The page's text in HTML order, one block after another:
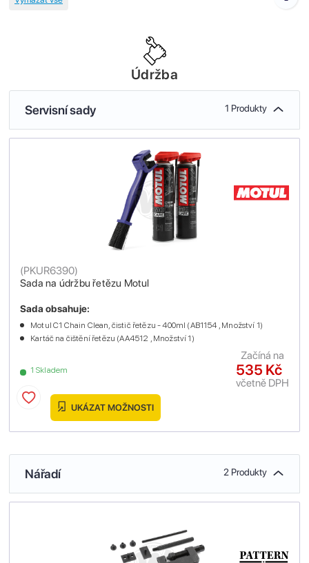
Údržba
Servisní sady 1 Produkty
Sada na údržbu řetězu Motul
(PKUR6390)
1 Skladem
Sada obsahuje:
Motul C1 Chain Clean, čistič řetězu - 400ml (AB1154 , Množství 1)
Kartáč na čištění řetězu (AA4512 , Množství 1)
535 Kč
včetně DPH
Začíná na
UKÁZAT MOŽNOSTI
Nářadí 2 Produkty